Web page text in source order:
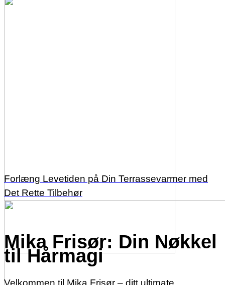
Forlæng Levetiden på Din Terrassevarmer med
Det Rette Tilbehør
Mika Frisør: Din Nøkkel
til Hårmagi
Velkommen til Mika Frisør – ditt ultimate